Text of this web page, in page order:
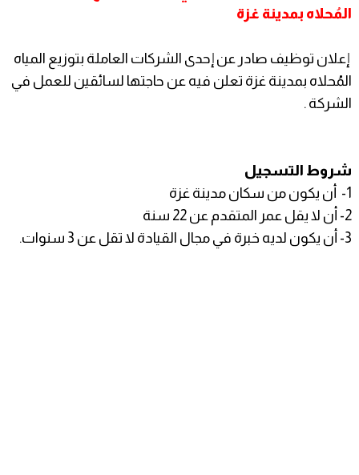
المُحلاه بمدينة غزة
إعلان توظيف صادر عن إحدى الشركات العاملة بتوزيع المياه
المُحلاه بمدينة غزة تعلن فيه عن حاجتها لسائقين للعمل في
الشركة .
شروط التسجيل
1- أن يكون من سكان مدينة غزة
2- أن لا يقل عمر المتقدم عن 22 سنة
3- أن يكون لديه خبرة في مجال القيادة لا تقل عن 3 سنوات.